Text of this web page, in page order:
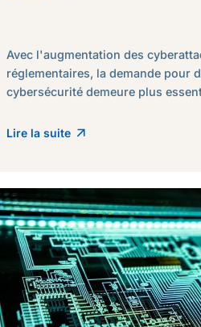
Avec l'augmentation des
réglementaires, la demande pour
cybersécurité demeure plus
Lire la suite